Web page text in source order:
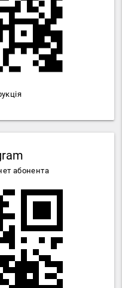
абонента